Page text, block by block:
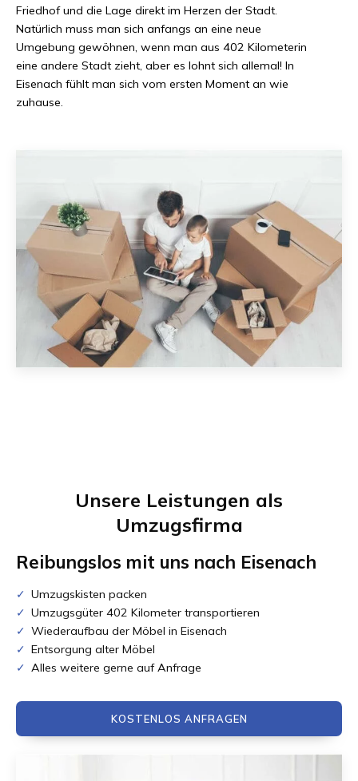
Friedhof und die Lage direkt im Herzen der Stadt.
Natürlich muss man sich anfangs an eine neue
Umgebung gewöhnen, wenn man aus 402 Kilometerin
eine andere Stadt zieht, aber es lohnt sich allemal! In
Eisenach fühlt man sich vom ersten Moment an wie
zuhause.
Unsere Leistungen als
Umzugsfirma
Reibungslos mit uns nach Eisenach
Umzugskisten packen
Umzugsgüter 402 Kilometer transportieren
Wiederaufbau der Möbel in Eisenach
Entsorgung alter Möbel
Alles weitere gerne auf Anfrage
KOSTENLOS ANFRAGEN